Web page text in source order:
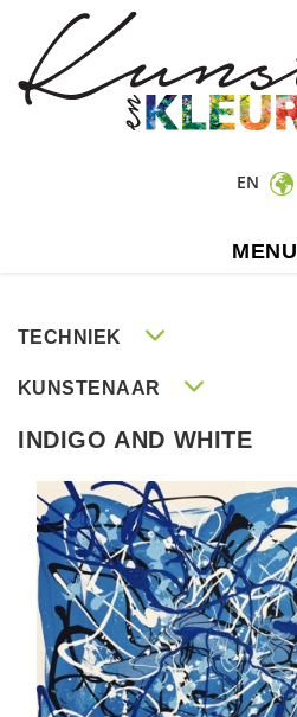
EN
MENU
TECHNIEK
KUNSTENAAR
INDIGO AND WHITE